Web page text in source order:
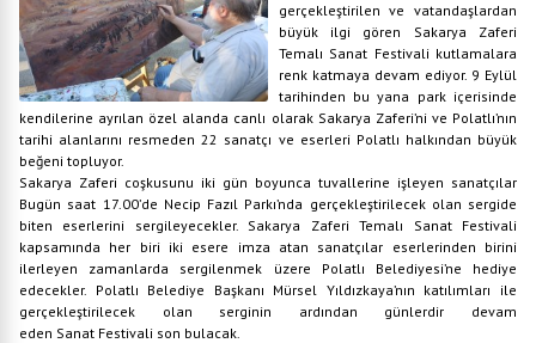
gerçekleştirilen ve vatandaşlardan
büyük ilgi gören Sakarya Zaferi
Temalı Sanat Festivali kutlamalara
renk katmaya devam ediyor. 9 Eylül
tarihinden bu yana park içerisinde
kendilerine ayrılan özel alanda canlı olarak Sakarya Zaferi’ni ve Polatlı’nın
tarihi alanlarını resmeden 22 sanatçı ve eserleri Polatlı halkından büyük
beğeni topluyor.
Sakarya Zaferi coşkusunu iki gün boyunca tuvallerine işleyen sanatçılar
Bugün saat 17.00’de Necip Fazıl Parkı’nda gerçekleştirilecek olan sergide
biten eserlerini sergileyecekler. Sakarya Zaferi Temalı Sanat Festivali
kapsamında her biri iki esere imza atan sanatçılar eserlerinden birini
ilerleyen zamanlarda sergilenmek üzere Polatlı Belediyesi’ne hediye
edecekler. Polatlı Belediye Başkanı Mürsel Yıldızkaya’nın katılımları ile
gerçekleştirilecek olan serginin ardından günlerdir devam
eden Sanat Festivali son bulacak.